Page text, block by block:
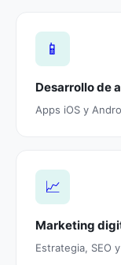
📱
Desarrollo de
Apps iOS y
📈
Marketing
Estrategia, SEO